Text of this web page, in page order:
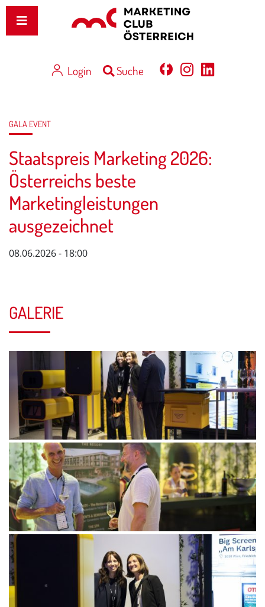
Login Suche
GALA EVENT
Staatspreis Marketing 2026:
Österreichs beste
Marketingleistungen
ausgezeichnet
08.06.2026 - 18:00
GALERIE